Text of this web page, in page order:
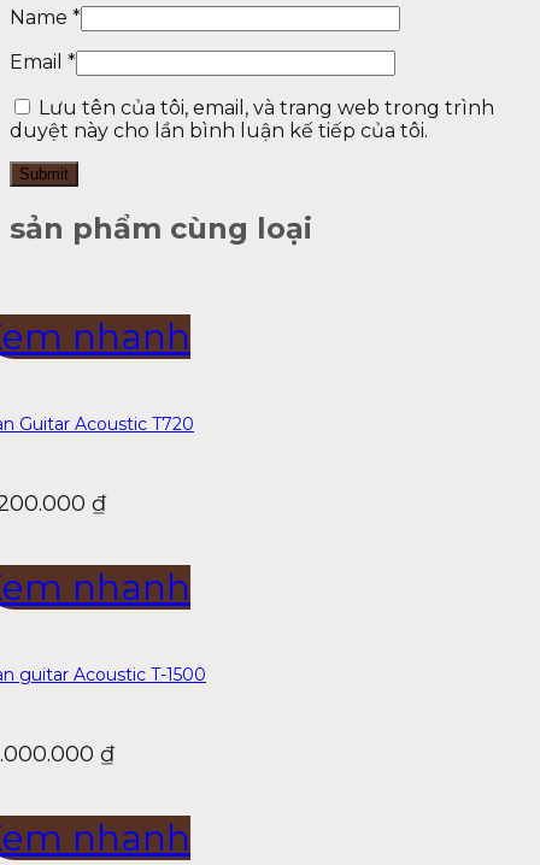
Name *
Email *
Lưu tên của tôi, email, và trang web trong trình
duyệt này cho lần bình luận kế tiếp của tôi.
sản phẩm cùng loại
nhanh
Guitar Acoustic T720
₫
nhanh
guitar Acoustic T-1500
₫
nhanh